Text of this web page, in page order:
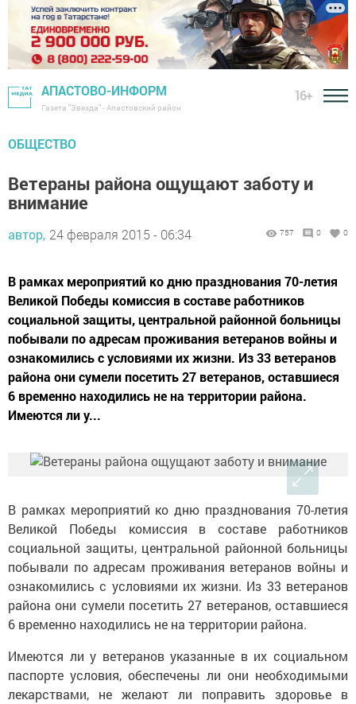
АПАСТОВО-ИНФОРМ
Газета "Звезда" - Апастовский район
16+
ОБЩЕСТВО
Ветераны района ощущают заботу и
внимание
автор, 24 февраля 2015 - 06:34 757 0 0
В рамках мероприятий ко дню празднования 70-летия
Великой Победы комиссия в составе работников
социальной защиты, центральной районной больницы
побывали по адресам проживания ветеранов войны и
ознакомились с условиями их жизни. Из 33 ветеранов
района они сумели посетить 27 ветеранов, оставшиеся
6 временно находились не на территории района.
Имеются ли у...
В рамках мероприятий ко дню празднования 70-летия
Великой Победы комиссия в составе работников
социальной защиты, центральной районной больницы
побывали по адресам проживания ветеранов войны и
ознакомились с условиями их жизни. Из 33 ветеранов
района они сумели посетить 27 ветеранов, оставшиеся
6 временно находились не на территории района.
Имеются ли у ветеранов указанные в их социальном
паспорте условия, обеспечены ли они необходимыми
лекарствами, не желают ли поправить здоровье в